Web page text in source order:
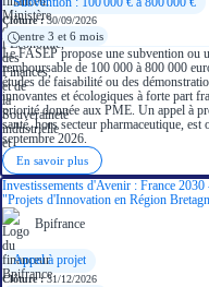
Clôture :30/09/2026
entre 3 et 6 mois
Le FASEP propose une subvention ou
remboursable de 100 000 à 800 000
études de faisabilité ou des
innovantes et écologiques à forte part
priorité donnée aux PME. Un appel à
santé, hors secteur pharmaceutique, est
septembre 2026.
En savoir plus
Investissements d'Avenir : France
"Projets d'Innovation en Région
Bpifrance
Appel à projet
Clôture :31/12/2026